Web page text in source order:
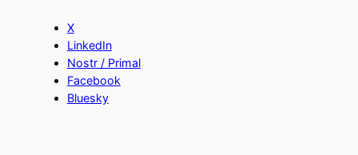
X
LinkedIn
Nostr / Primal
Facebook
Bluesky